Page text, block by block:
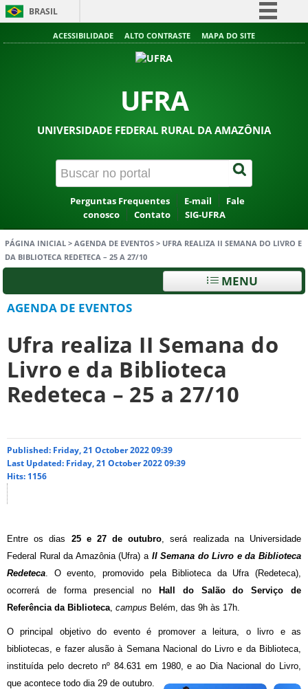
BRASIL
Simplifique!
Acesso à informação
ACESSIBILIDADE ALTO CONTRASTE MAPA DO SITE
UFRA
UNIVERSIDADE FEDERAL RURAL DA AMAZÔNIA
Perguntas Frequentes E-mail
Fale
conosco
Contato SIG-UFRA
PÁGINA INICIAL > AGENDA DE EVENTOS > UFRA REALIZA II SEMANA DO LIVRO E
DA BIBLIOTECA REDETECA – 25 A 27/10
MENU
AGENDA DE EVENTOS
Ufra realiza II Semana do
Livro e da Biblioteca
Redeteca – 25 a 27/10
Published: Friday, 21 October 2022 09:39
Last Updated: Friday, 21 October 2022 09:39
Hits: 1156
Entre os dias 25 e 27 de outubro, será realizada na Universidade
Federal Rural da Amazônia (Ufra) a II Semana do Livro e da Biblioteca
Redeteca. O evento, promovido pela Biblioteca da Ufra (Redeteca),
ocorrerá de forma presencial no
Hall do Salão do Serviço de
Referência da Biblioteca, campus Belém, das 9h às 17h.
O principal objetivo do evento é promover a leitura, o livro e as
bibliotecas, e fazer alusão à Semana Nacional do Livro e da Biblioteca,
instituída pelo decreto nº 84.631 em 1980, e ao Dia Nacional do Livro,
que acontece todo dia 29 de outubro.